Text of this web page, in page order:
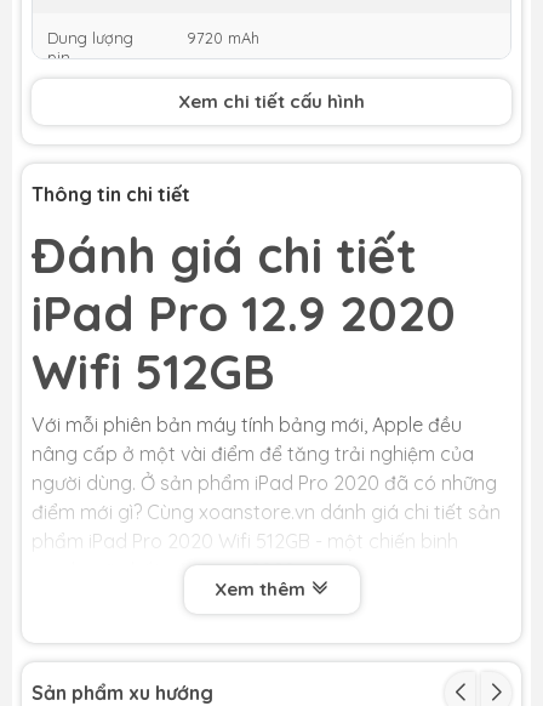
Dung lượng
pin
9720 mAh
mắt
03/2020
Tặng Voucher 200k
h5
Xem chi tiết cấu hình
Thông tin chi tiết
Đánh giá chi tiết
iPad Pro 12.9 2020
Wifi 512GB
Với mỗi phiên bản máy tính bảng mới, Apple đều
nâng cấp ở một vài điểm để tăng trải nghiệm của
người dùng. Ở sản phẩm iPad Pro 2020 đã có những
điểm mới gì? Cùng xoanstore.vn dánh giá chi tiết sản
phẩm iPad Pro 2020 Wifi 512GB - một chiến binh
mạnh mẽ nhất của năm 2020.
Thiết kế iPad Pro 2020 12.9 không có
nhiều thay đổi
Xem thêm
Sản phẩm xu hướng